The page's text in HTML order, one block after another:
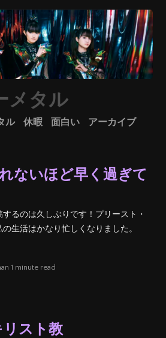
メタル
ル 休暇 面白い
アーカイブ
ないほど早く過ぎて
るのは久しぶりです！プリースト・
生活はかなり忙しくなりました。
1 minute read
リスト教